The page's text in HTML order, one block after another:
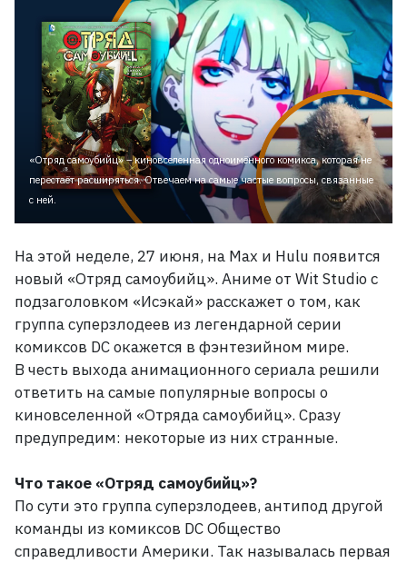
«Отряд самоубийц» – киновселенная одноимённого комикса, которая не
перестаёт расширяться. Отвечаем на самые частые вопросы, связанные
с ней.
На этой неделе, 27 июня, на Max и Hulu появится
новый «Отряд самоубийц». Аниме от Wit Studio с
подзаголовком «Исэкай» расскажет о том, как
группа суперзлодеев из легендарной серии
комиксов DC окажется в фэнтезийном мире.
Вчесть выхода анимационного сериала решили
ответить на самые популярные вопросы о
киновселенной «Отряда самоубийц». Сразу
предупредим: некоторые из них странные.
Что такое «Отряд самоубийц»?
По сути это группа суперзлодеев, антипод другой
команды из комиксов DC Общество
справедливости Америки. Так называлась первая